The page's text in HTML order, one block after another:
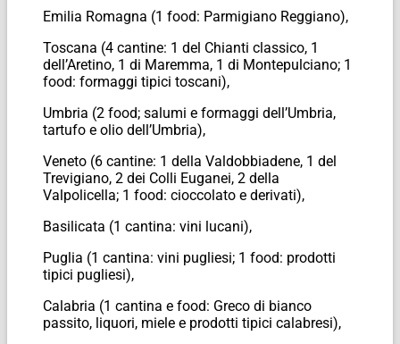
Emilia Romagna (1 food: Parmigiano Reggiano),
Toscana (4 cantine: 1 del Chianti classico, 1
dell’Aretino, 1 di Maremma, 1 di Montepulciano; 1
food: formaggi tipici toscani),
Umbria (2 food; salumi e formaggi dell’Umbria,
tartufo e olio dell’Umbria),
Veneto (6 cantine: 1 della Valdobbiadene, 1 del
Trevigiano, 2 dei Colli Euganei, 2 della
Valpolicella; 1 food: cioccolato e derivati),
Basilicata (1 cantina: vini lucani),
Puglia (1 cantina: vini pugliesi; 1 food: prodotti
tipici pugliesi),
Calabria (1 cantina e food: Greco di bianco
passito, liquori, miele e prodotti tipici calabresi),